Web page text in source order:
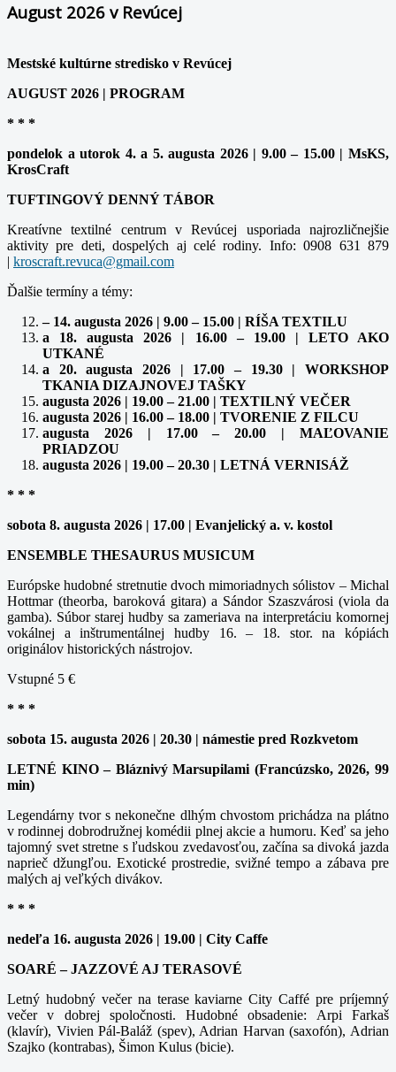
August 2026 v Revúcej
Mestské kultúrne stredisko v Revúcej
AUGUST 2026 | PROGRAM
* * *
pondelok a utorok 4. a 5. augusta 2026 | 9.00 – 15.00 | MsKS,
KrosCraft
TUFTINGOVÝ DENNÝ TÁBOR
Kreatívne textilné centrum v Revúcej usporiada najrozličnejšie
aktivity pre deti, dospelých aj celé rodiny. Info: 0908 631 879
|
Ďalšie termíny a témy:
– 14. augusta 2026 | 9.00 – 15.00 | RÍŠA TEXTILU
a 18. augusta 2026 | 16.00 – 19.00 | LETO AKO
UTKANÉ
a 20. augusta 2026 | 17.00 – 19.30 | WORKSHOP
TKANIA DIZAJNOVEJ TAŠKY
augusta 2026 | 19.00 – 21.00 | TEXTILNÝ VEČER
augusta 2026 | 16.00 – 18.00 | TVORENIE Z FILCU
augusta 2026 | 17.00 – 20.00 | MAĽOVANIE
PRIADZOU
augusta 2026 | 19.00 – 20.30 | LETNÁ VERNISÁŽ
* * *
sobota 8. augusta 2026 | 17.00 | Evanjelický a. v. kostol
ENSEMBLE THESAURUS MUSICUM
Európske hudobné stretnutie dvoch mimoriadnych sólistov – Michal
Hottmar (theorba, baroková gitara) a Sándor Szaszvárosi (viola da
gamba). Súbor starej hudby sa zameriava na interpretáciu komornej
vokálnej a inštrumentálnej hudby 16. – 18. stor. na kópiách
originálov historických nástrojov.
Vstupné 5 €
* * *
sobota 15. augusta 2026 | 20.30 | námestie pred Rozkvetom
LETNÉ KINO – Bláznivý Marsupilami (Francúzsko, 2026, 99
min)
Legendárny tvor s nekonečne dlhým chvostom prichádza na plátno
v rodinnej dobrodružnej komédii plnej akcie a humoru. Keď sa jeho
tajomný svet stretne s ľudskou zvedavosťou, začína sa divoká jazda
naprieč džungľou. Exotické prostredie, svižné tempo a zábava pre
malých aj veľkých divákov.
* * *
nedeľa 16. augusta 2026 | 19.00 | City Caffe
SOARÉ – JAZZOVÉ AJ TERASOVÉ
Letný hudobný večer na terase kaviarne City Caffé pre príjemný
večer v dobrej spoločnosti. Hudobné obsadenie: Arpi Farkaš
(klavír), Vivien Pál-Baláž (spev), Adrian Harvan (saxofón), Adrian
Szajko (kontrabas), Šimon Kulus (bicie).